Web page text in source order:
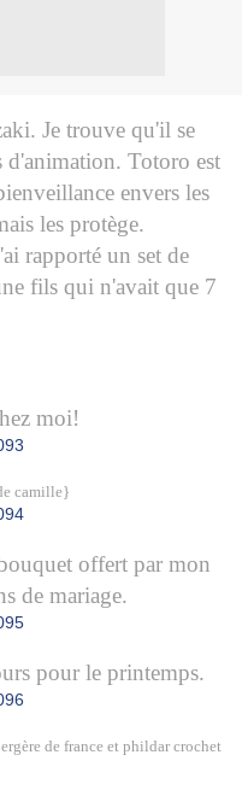
Je trouve qu'il se
d'animation. Totoro est
envers les
les protège.
rapporté un set de
fils qui n'avait que 7
moi!
camille}
offert par mon
de mariage.
pour le printemps.
de france et phildar crochet